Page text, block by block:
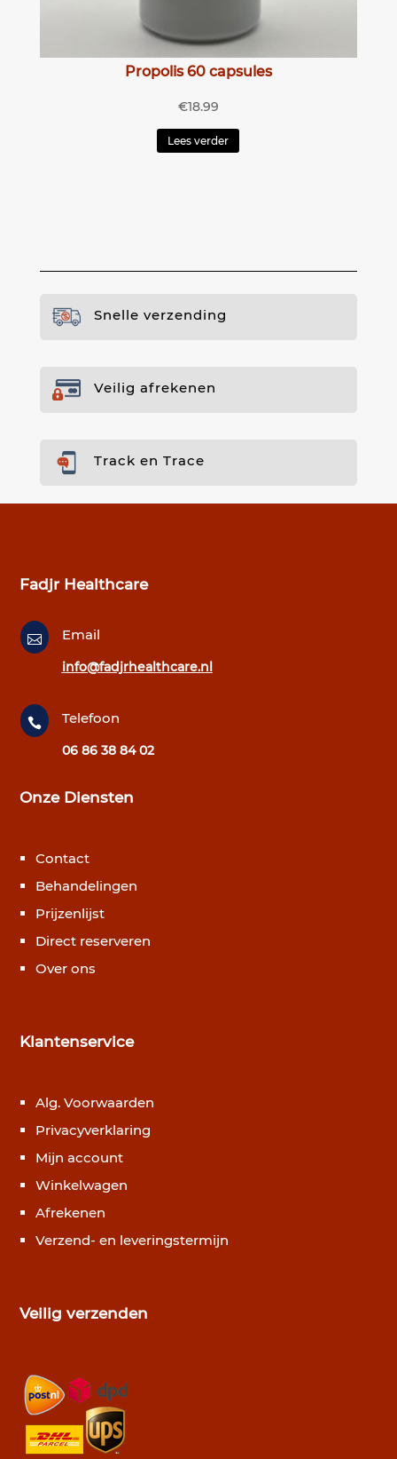
Propolis 60 capsules
€18.99
Lees verder
Snelle verzending
Veilig afrekenen
Track en Trace
Fadjr Healthcare
 Email
info@fadjrhealthcare.nl
 Telefoon
06 86 38 84 02
Onze Diensten
Contact
Behandelingen
Prijzenlijst
Direct reserveren
Over ons
Klantenservice
Alg. Voorwaarden
Privacyverklaring
Mijn account
Winkelwagen
Afrekenen
Verzend- en leveringstermijn
Veilig verzenden